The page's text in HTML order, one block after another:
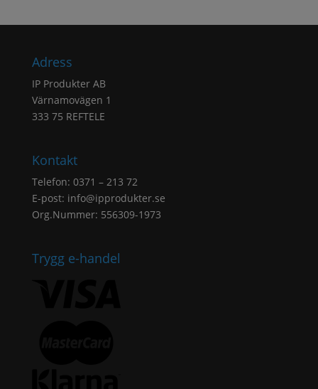
Adress
IP Produkter AB
Värnamovägen 1
333 75 REFTELE
Kontakt
Telefon: 0371 – 213 72
E-post: info@ipprodukter.se
Org.Nummer: 556309-1973
Trygg e-handel